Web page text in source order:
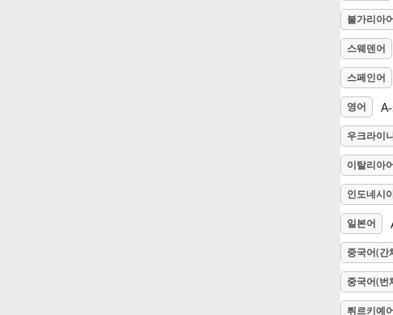
불가리아
스웨덴어
스페인어
영어
우크라이
이탈리아
인도네시
일본어
중국어(간
중국어(번
튀르키예